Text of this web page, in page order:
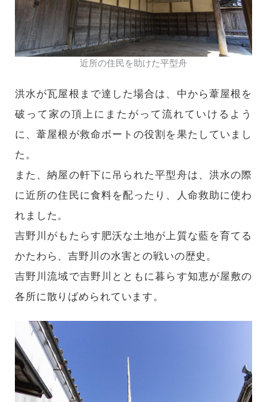
近所の住民を助けた平型舟
洪水が瓦屋根まで達した場合は、中から葦屋根を
破って家の頂上にまたがって流れていけるよう
に、葦屋根が救命ボートの役割を果たしていまし
た。
また、納屋の軒下に吊られた平型舟は、洪水の際
に近所の住民に食料を配ったり、人命救助に使わ
れました。
吉野川がもたらす肥沃な土地が上質な藍を育てる
かたわら、吉野川の水害との戦いの歴史。
吉野川流域で吉野川とともに暮らす知恵が屋敷の
各所に散りばめられています。